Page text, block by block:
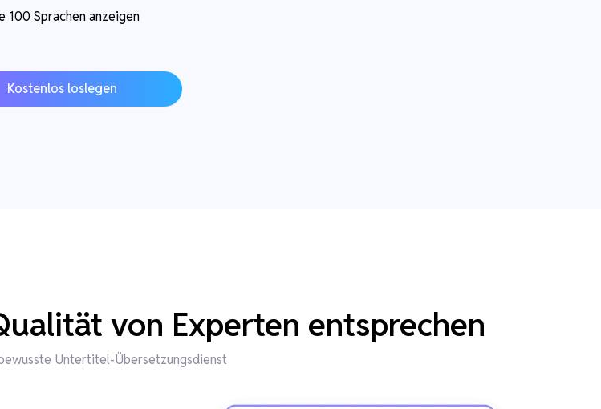
100 Sprachen anzeigen
Kostenlos loslegen
von Experten entsprechen
Untertitel-Übersetzungsdienst